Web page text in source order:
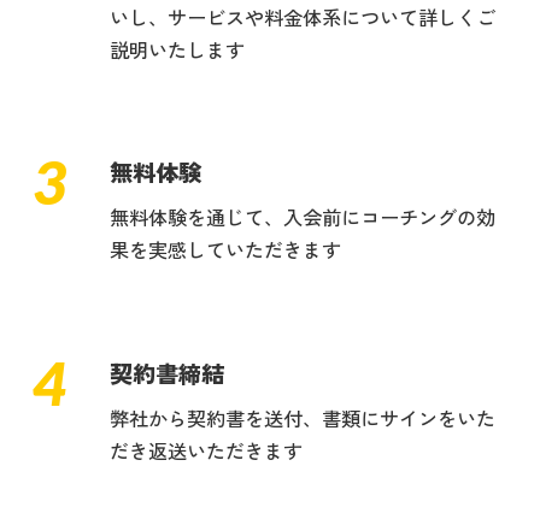
いし、サービスや料金体系について詳しくご
説明いたします
3 無料体験
無料体験を通じて、入会前にコーチングの効
果を実感していただきます
4 契約書締結
弊社から契約書を送付、書類にサインをいた
だき返送いただきます